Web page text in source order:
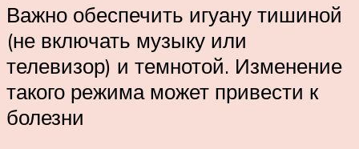
Важно обеспечить игуану тишиной
(не включать музыку или
телевизор) и темнотой. Изменение
такого режима может привести к
болезни